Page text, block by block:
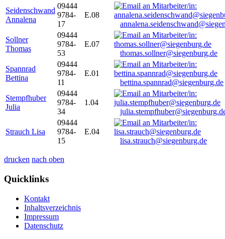
Seidenschwand
Annalena
09444
9784-
17
E.08
Sollner
Thomas
09444
9784-
53
E.07
thomas.sollner@siegenburg.de
Spannrad
Bettina
09444
9784-
11
E.01
bettina.spannrad@siegenburg.de
Stempfhuber
Julia
09444
9784-
34
1.04
Strauch Lisa
09444
9784-
15
E.04
lisa.strauch@siegenburg.de
drucken nach oben
Quicklinks
Kontakt
Inhaltsverzeichnis
Impressum
Datenschutz